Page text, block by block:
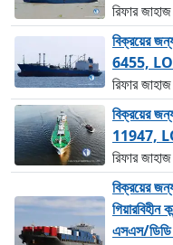
রিফার জাহাজ
বিক্রয়ের
6455,
রিফার জাহাজ
বিক্রয়ের
11947,
রিফার জাহাজ
বিক্রয়ের
গিয়ারবিহীন
এসএস/